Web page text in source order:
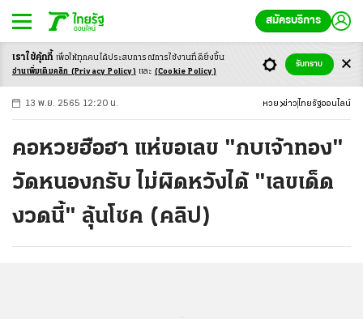
สมัครบริการ
-ก ก ก+
13 พ.ย. 2565 12:20 น. หวย ข่าว ไทยรัฐออนไลน์
คอหวยฮือฮา แห่ขอเลข "กบเจ้าทอง"
วัดหนองกรับ ไม่ผิดหวังได้ "เลขเด็ด
งวดนี้" ลุ้นโชค (คลิป)
เราใช้คุ้กกี้ เพื่อให้ทุกคนได้ประสบการณ์การใช้งานที่ดียิ่งขึ้น
อ่านเพิ่มเติมคลิก (Privacy Policy) และ (Cookie Policy)
รับทราบ